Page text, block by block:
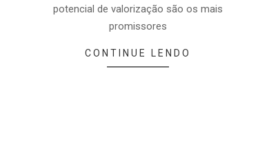
potencial de valorização são os mais
promissores
CONTINUE LENDO